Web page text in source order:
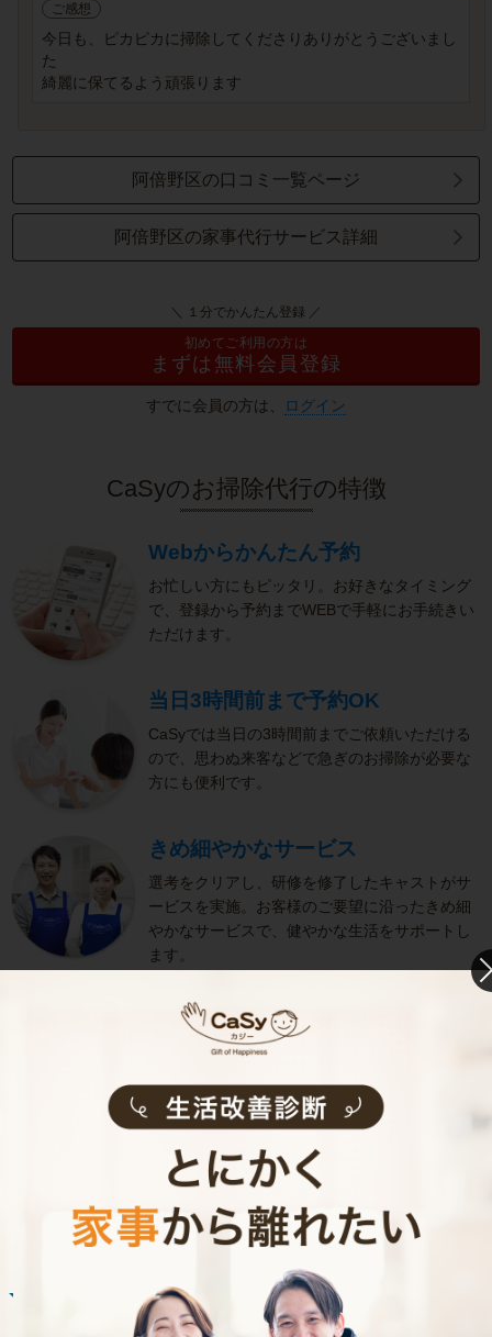
ご感想
今日も、ピカピカに掃除してくださりありがとうございまし
た
綺麗に保てるよう頑張ります
阿倍野区の口コミ一覧ページ
阿倍野区の家事代行サービス詳細
＼ １分でかんたん登録 ／
初めてご利用の方は
まずは無料会員登録
すでに会員の方は、 ログイン
CaSyのお掃除代行の特徴
Webからかんたん予約
お忙しい方にもピッタリ。お好きなタイミング
で、登録から予約までWEBで手軽にお手続きい
ただけます。
当日3時間前まで予約OK
CaSyでは当日の3時間前までご依頼いただける
ので、思わぬ来客などで急ぎのお掃除が必要な
方にも便利です。
きめ細やかなサービス
選考をクリアし、研修を修了したキャストがサ
ービスを実施。お客様のご要望に沿ったきめ細
やかなサービスで、健やかな生活をサポートし
ます。
お掃除代行のサービス内容
お掃除代行のサービス料金
ご利用者インタビュー
Customer Interview
30代 男性 1人暮らし